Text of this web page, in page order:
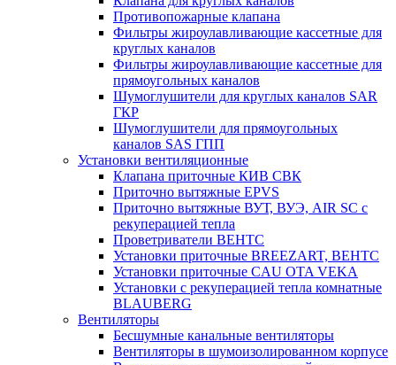
Противопожарные клапана
Фильтры жироулавливающие кассетные для
круглых каналов
Фильтры жироулавливающие кассетные для
прямоугольных каналов
Шумоглушители для круглых каналов SAR
ГКР
Шумоглушители для прямоугольных
каналов SAS ГПП
Установки вентиляционные
Клапана приточные КИВ СВК
Приточно вытяжные EPVS
Приточно вытяжные ВУТ, ВУЭ, AIR SC с
рекуперацией тепла
Проветриватели ВЕНТС
Установки приточные BREEZART, ВЕНТС
Установки приточные CAU OTA VEKA
Установки с рекуперацией тепла комнатные
BLAUBERG
Вентиляторы
Бесшумные канальные вентиляторы
Вентиляторы в шумоизолированном корпусе